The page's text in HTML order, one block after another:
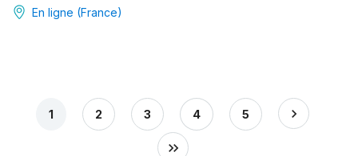
En ligne (France)
1 2 3 4 5